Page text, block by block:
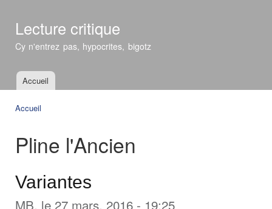
Lecture critique
Cy n'entrez pas, hypocrites, bigotz
Menu principal
Accueil
Accueil
Pline l'Ancien
Variantes
MB, le 27 mars, 2016 - 19:25